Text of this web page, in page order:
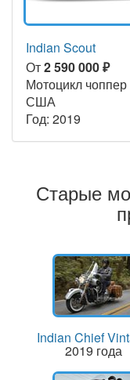
Indian Scout
От2 590 000 ₽
Мотоцикл чоппер
США
Год: 2019
Старые
Indian Chief
2019 года